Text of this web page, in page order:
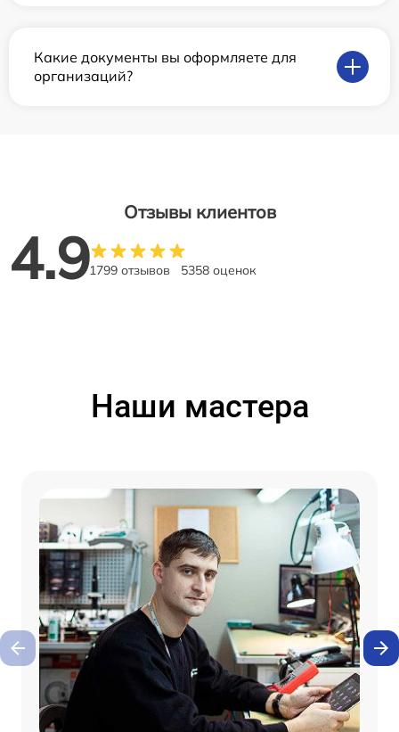
Какие документы вы оформляете для
организаций?
Отзывы клиентов
4.91799 отзывов 5358 оценок
Наши мастера